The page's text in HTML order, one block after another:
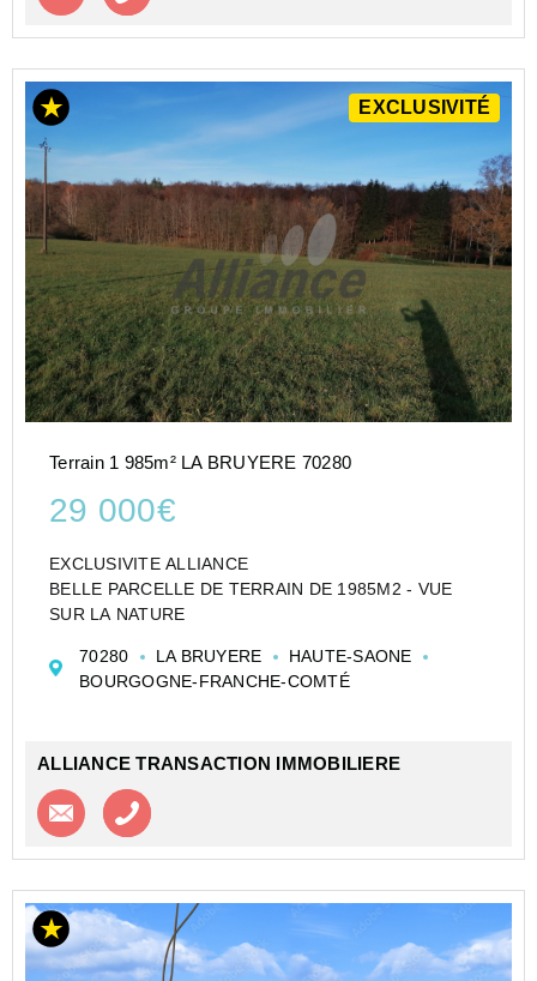
EXCLUSIVITÉ
Terrain 1 985m² LA BRUYERE 70280
29 000€
EXCLUSIVITE ALLIANCE
BELLE PARCELLE DE TERRAIN DE 1985M2 - VUE
SUR LA NATURE
70280 LA BRUYERE
HAUTE-SAONE
BOURGOGNE-FRANCHE-COMTÉ
ALLIANCE TRANSACTION IMMOBILIERE
Contacter l'agence